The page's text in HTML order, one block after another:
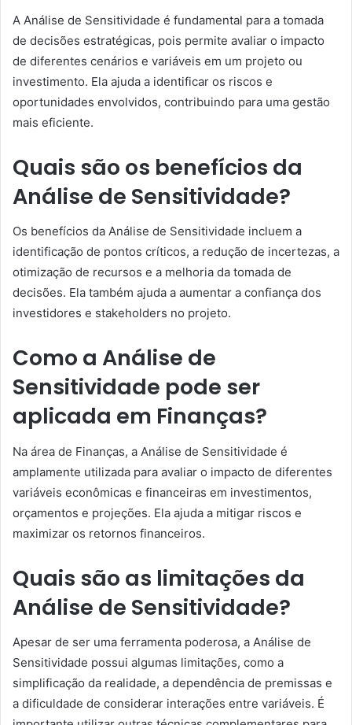
A Análise de Sensitividade é fundamental para a tomada
de decisões estratégicas, pois permite avaliar o impacto
de diferentes cenários e variáveis em um projeto ou
investimento. Ela ajuda a identificar os riscos e
oportunidades envolvidos, contribuindo para uma gestão
mais eficiente.
Quais são os benefícios da
Análise de Sensitividade?
Os benefícios da Análise de Sensitividade incluem a
identificação de pontos críticos, a redução de incertezas, a
otimização de recursos e a melhoria da tomada de
decisões. Ela também ajuda a aumentar a confiança dos
investidores e stakeholders no projeto.
Como a Análise de
Sensitividade pode ser
aplicada em Finanças?
Na área de Finanças, a Análise de Sensitividade é
amplamente utilizada para avaliar o impacto de diferentes
variáveis econômicas e financeiras em investimentos,
orçamentos e projeções. Ela ajuda a mitigar riscos e
maximizar os retornos financeiros.
Quais são as limitações da
Análise de Sensitividade?
Apesar de ser uma ferramenta poderosa, a Análise de
Sensitividade possui algumas limitações, como a
simplificação da realidade, a dependência de premissas e
a dificuldade de considerar interações entre variáveis. É